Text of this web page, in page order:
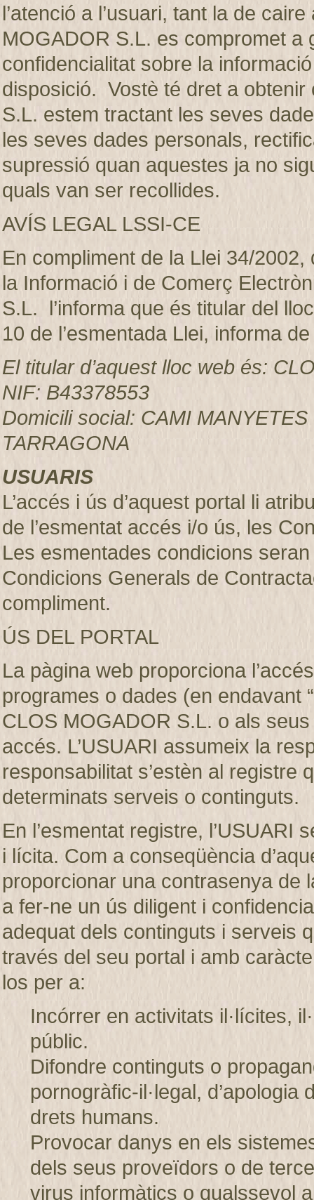
l’atenció a l’usuari, tant la de
MOGADOR S.L. es compromet
confidencialitat sobre la
disposició. Vostè té dret a
S.L. estem tractant les seves
les seves dades personals,
supressió quan aquestes ja no
quals van ser recollides.
AVÍS LEGAL LSSI-CE
En compliment de la Llei 34/2002,
la Informació i de Comerç
S.L. l’informa que és titular del
10 de l’esmentada Llei, informa
El titular d’aquest lloc web és:
NIF: B43378553
Domicili social: CAMI
TARRAGONA
USUARIS
L’accés i ús d’aquest portal li
de l’esmentat accés i/o ús, les
Les esmentades condicions
Condicions Generals de
compliment.
ÚS DEL PORTAL
La pàgina web proporciona
programes o dades (en endavant
CLOS MOGADOR S.L. o als
accés. L’USUARI assumeix la
responsabilitat s’estèn al registre
determinats serveis o continguts.
En l’esmentat registre, l’USUARI
i lícita. Com a conseqüència
proporcionar una contrasenya de
a fer-ne un ús diligent i
adequat dels continguts i serveis
través del seu portal i amb
los per a:
Incórrer en activitats il·lícites,
públic.
Difondre continguts o
pornogràfic-il·legal,
drets humans.
Provocar danys en els
dels seus proveïdors o de
virus informàtics o qualssevol